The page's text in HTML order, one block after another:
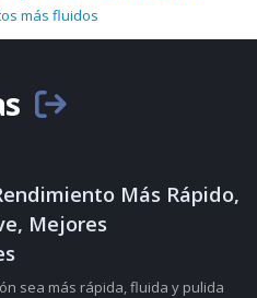
más fluidos
Más Rápido,
Mejores
sea más rápida, fluida y pulida